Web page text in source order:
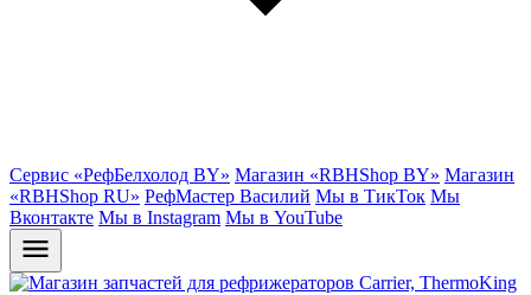
Сервис «РефБелхолод BY» Магазин «RBHShop BY» Магазин
«RBHShop RU» РефМастер Василий Мы в ТикТок Мы
Вконтакте Мы в Instagram Мы в YouTube